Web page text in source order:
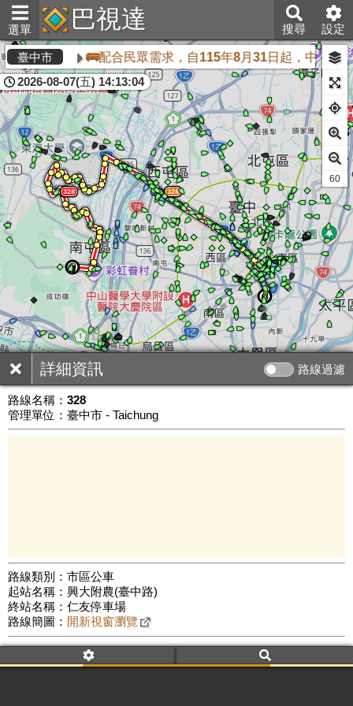
選單 巴視達 搜尋 設定
詳細資訊 路線過濾
路線名稱： 328
管理單位：臺中市 - Taichung
路線類別：市區公車
起站名稱：興大附農(臺中路)
終站名稱：仁友停車場
路線簡圖： 開新視窗瀏覽
附屬名稱：328
車頭描述：興大附農(臺中路)
仁友停車場
臺中市 🚌配合民眾需求，自115年8月31日起，中台灣
2026-08-07(五) 14:13:04
公車數量: 累計7488、上線6309
60